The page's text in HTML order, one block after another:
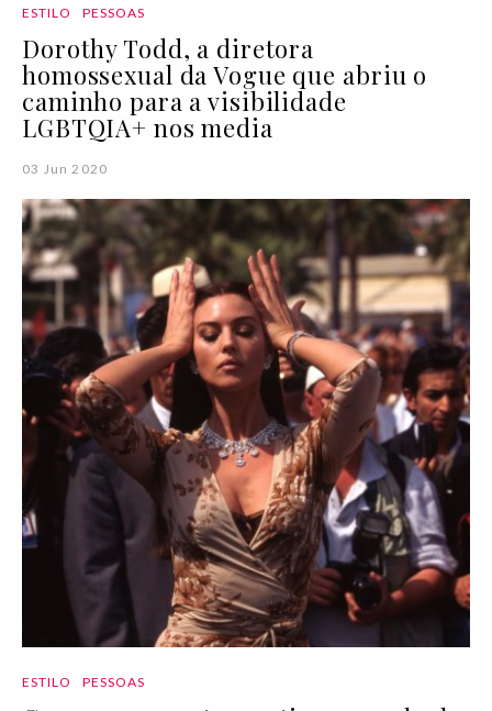
ESTILO PESSOAS
Dorothy Todd, a diretora
homossexual da Vogue que abriu o
caminho para a visibilidade
LGBTQIA+ nos media
03 Jun 2020
ESTILO PESSOAS